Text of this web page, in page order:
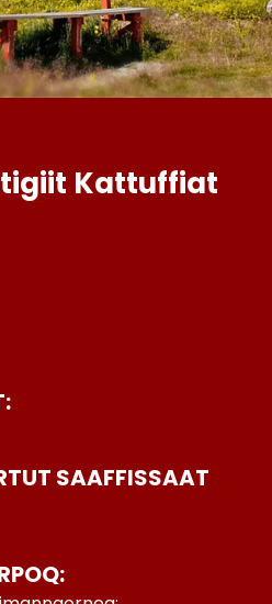
Kattuffiat
SAAFFISSAAT